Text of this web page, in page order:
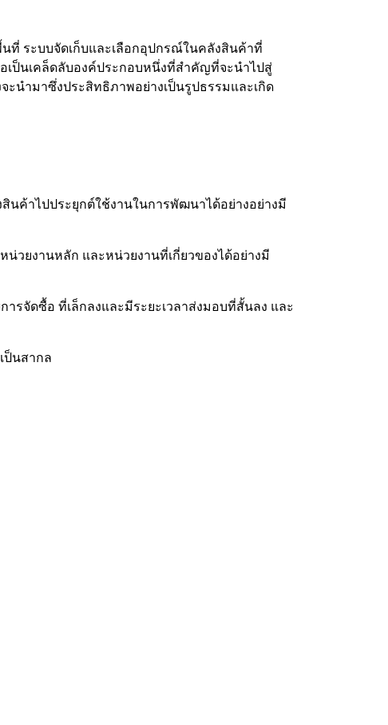
ระบบจัดเก็บและเลือกอุปกรณ์ในคลังสินค้าที่
เป็นเคล็ดลับองค์ประกอบหนึ่งที่สำคัญที่จะนำไปสู่
ะนำมาซึ่งประสิทธิภาพอย่างเป็นรูปธรรมและเกิด
ค้าไปประยุกต์ใช้งานในการพัฒนาได้อย่างอย่างมี
ยงานหลัก และหน่วยงานที่เกี่ยวของได้อย่างมี
ดซื้อ ที่เล็กลงและมีระยะเวลาส่งมอบที่สั้นลง และ
ป็นสากล